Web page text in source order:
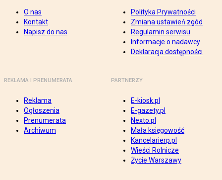
O nas
Kontakt
Napisz do nas
Polityka Prywatności
Zmiana ustawień zgód
Regulamin serwisu
Informacje o nadawcy
Deklaracja dostępności
REKLAMA I PRENUMERATA
Reklama
Ogłoszenia
Prenumerata
Archiwum
PARTNERZY
E-kiosk.pl
E-gazety.pl
Nexto.pl
Mała księgowość
Kancelarierp.pl
Wieści Rolnicze
Życie Warszawy